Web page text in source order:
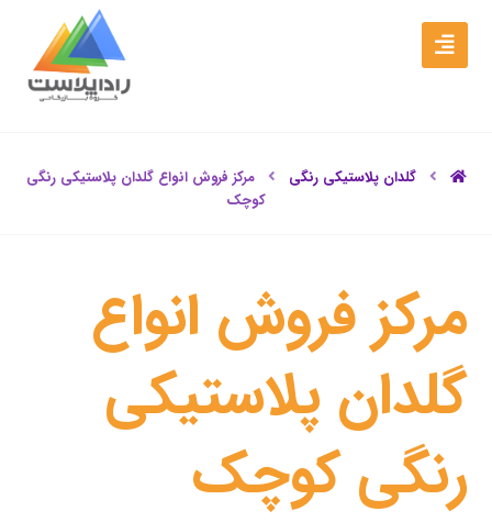
گلدان پلاستیکی رنگی
مرکز فروش انواع گلدان پلاستیکی رنگی
کوچک
مرکز فروش انواع
گلدان پلاستیکی
رنگی کوچک